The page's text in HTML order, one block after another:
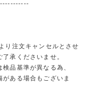
り注文キャンセルとさせ
承くださいませ。
品基準が異なる為、
ある場合もございま